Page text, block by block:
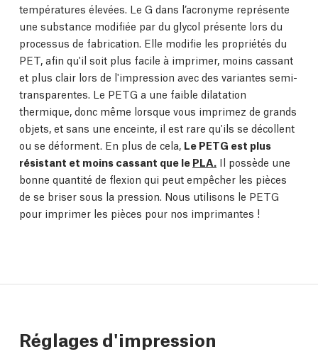
températures élevées. Le G dans l’acronyme représente
une substance modifiée par du glycol présente lors du
processus de fabrication. Elle modifie les propriétés du
PET, afin qu'il soit plus facile à imprimer, moins cassant
et plus clair lors de l'impression avec des variantes semi-
transparentes. Le PETG a une faible dilatation
thermique, donc même lorsque vous imprimez de grands
objets, et sans une enceinte, il est rare qu'ils se décollent
ou se déforment. En plus de cela, Le PETG est plus
résistant et moins cassant que le PLA. Il possède une
bonne quantité de flexion qui peut empêcher les pièces
de se briser sous la pression. Nous utilisons le PETG
pour imprimer les pièces pour nos imprimantes !
Réglages d'impression